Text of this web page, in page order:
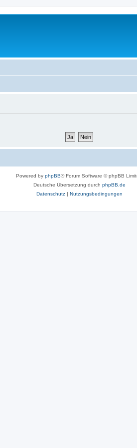
Powered by phpBB® Forum Software © phpBB
Deutsche Übersetzung durch phpBB.de
Datenschutz| Nutzungsbedingungen